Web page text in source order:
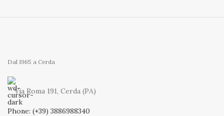
Dal 1965 a Cerda
Via Roma 191, Cerda (PA)
Phone: (+39) 3886988340